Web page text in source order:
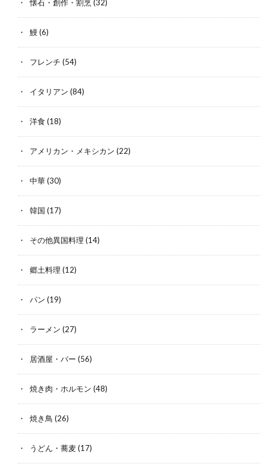
懐石・創作・割烹(32)
鰻(6)
フレンチ (54)
イタリアン (84)
洋食 (18)
アメリカン・メキシカン (22)
中華(30)
韓国 (17)
その他異国料理 (14)
郷土料理 (12)
パン (19)
ラーメン (27)
居酒屋・バー (56)
焼き肉・ホルモン (48)
焼き鳥 (26)
うどん・蕎麦(17)